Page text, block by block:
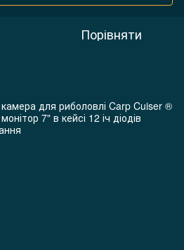
Порівняти
для риболовлі Carp Cuiser ®
7" в кейсі 12 іч діодів